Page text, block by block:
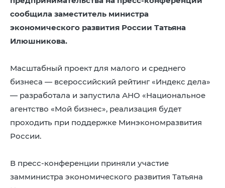
ЛИЧНЫЙ КАБИНЕТ
сообщила заместитель министра
экономического развития России Татьяна
Илюшникова.
Масштабный проект для малого и среднего
бизнеса — всероссийский рейтинг «Индекс дела»
— разработала и запустила АНО «Национальное
агентство «Мой бизнес», реализация будет
проходить при поддержке Минэкономразвития
России.
В пресс-конференции приняли участие
замминистра экономического развития Татьяна